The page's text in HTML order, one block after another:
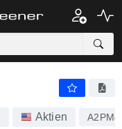
Aktien